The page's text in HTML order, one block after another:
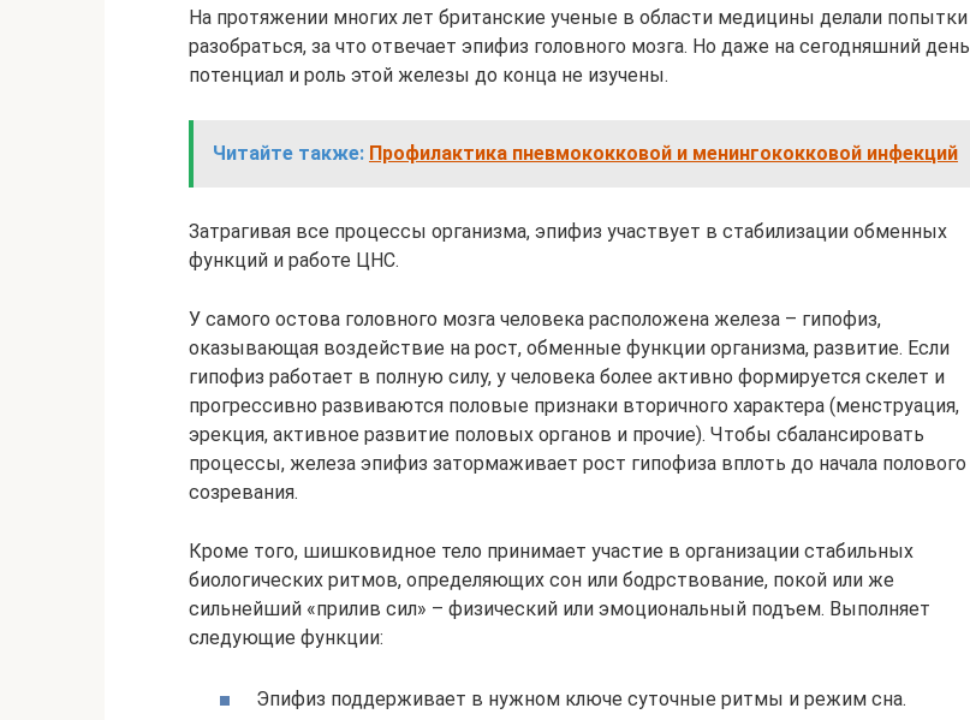
На протяжении многих лет британские ученые в области медицины делали попытки
разобраться, за что отвечает эпифиз головного мозга. Но даже на сегодняшний день
потенциал и роль этой железы до конца не изучены.
Читайте также: Профилактика пневмококковой и менингококковой инфекций
Затрагивая все процессы организма, эпифиз участвует в стабилизации обменных
функций и работе ЦНС.
У самого остова головного мозга человека расположена железа – гипофиз,
оказывающая воздействие на рост, обменные функции организма, развитие. Если
гипофиз работает в полную силу, у человека более активно формируется скелет и
прогрессивно развиваются половые признаки вторичного характера (менструация,
эрекция, активное развитие половых органов и прочие). Чтобы сбалансировать
процессы, железа эпифиз затормаживает рост гипофиза вплоть до начала полового
созревания.
Кроме того, шишковидное тело принимает участие в организации стабильных
биологических ритмов, определяющих сон или бодрствование, покой или же
сильнейший «прилив сил» – физический или эмоциональный подъем. Выполняет
следующие функции:
Эпифиз поддерживает в нужном ключе суточные ритмы и режим сна.